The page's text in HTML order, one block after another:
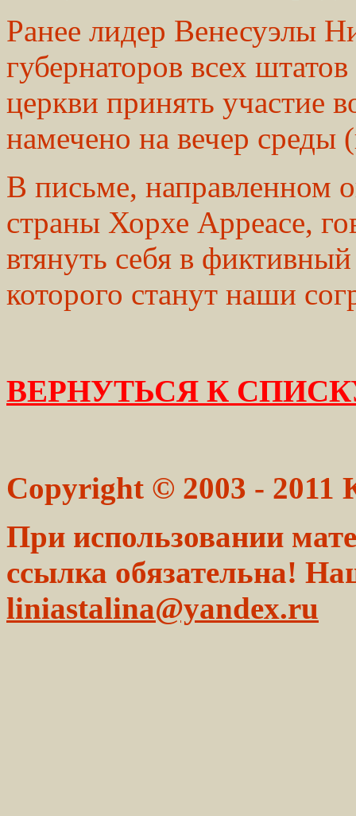
Ранее лидер Венесуэлы
губернаторов всех
церкви принять участие
намечено на вечер среды
В письме, направленном
страны Хорхе Арреасе,
втянуть себя в
которого станут наши
ВЕРНУТЬСЯ К
Copyright © 2003 - 2011
При использовании
ссылка обязательна!
liniastalina@yandex.ru